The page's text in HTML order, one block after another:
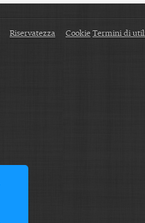
Riservatezza Cookie Termini di